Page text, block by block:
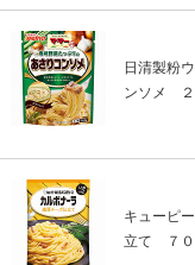
日清製粉
ンソメ ２
キューピ
立て ７０